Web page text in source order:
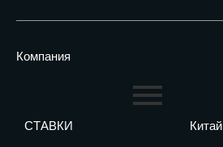
Компания
СТАВКИ
Китай